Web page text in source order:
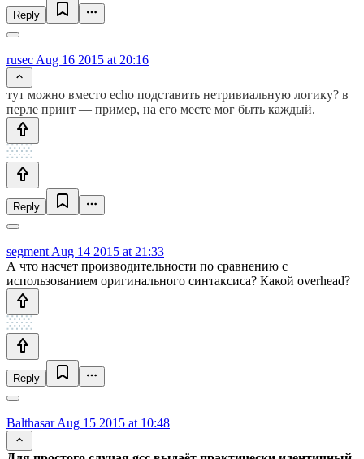
Reply
rusec Aug 16 2015 at 20:16
тут можно вместо echo подставить нетривиальную логику? в
перле принт — пример, на его месте мог быть каждый.
Reply
segment Aug 14 2015 at 21:33
А что насчет производительности по сравнению с
использованием оригинального синтаксиса? Какой overhead?
Reply
BalthasarAug 15 2015 at 10:48